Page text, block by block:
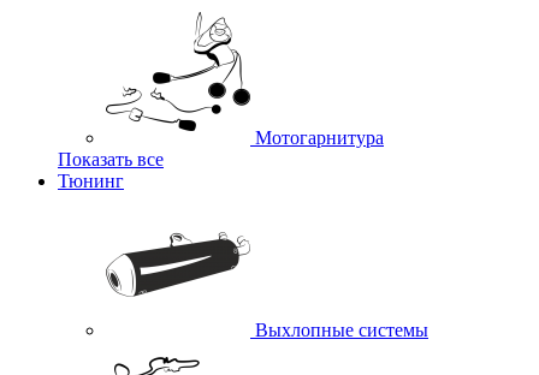
Мотогарнитура
Показать все
Тюнинг
Выхлопные системы